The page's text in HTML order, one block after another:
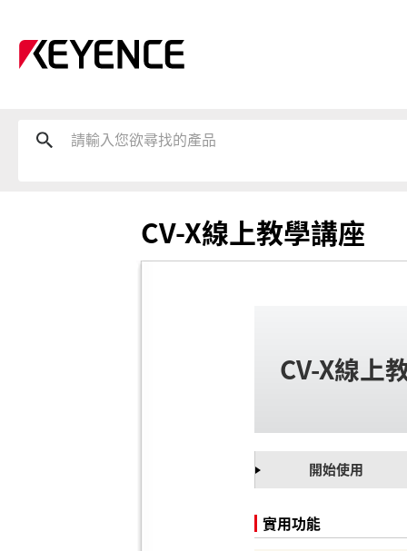
CV-X線上教學講座
CV-X線上
開始使用
實用功能